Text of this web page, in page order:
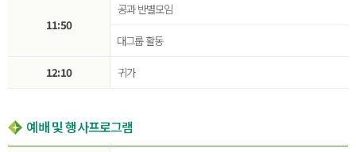
11:50
공과 반별모임
대그룹 활동
12:10
귀가
예배 및 행사프로그램